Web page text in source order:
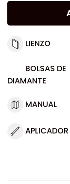
LIENZO
BOLSAS DE
DIAMANTE
MANUAL
APLICADOR